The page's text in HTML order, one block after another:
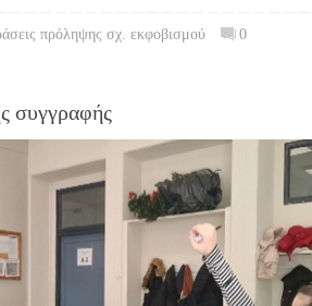
πρόληψης σχ. εκφοβισμού 0
συγγραφής